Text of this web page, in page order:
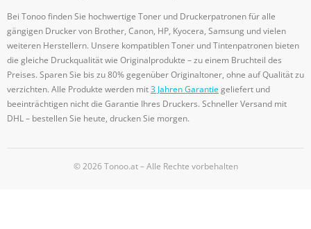
Bei Tonoo finden Sie hochwertige Toner und Druckerpatronen für alle
gängigen Drucker von Brother, Canon, HP, Kyocera, Samsung und vielen
weiteren Herstellern. Unsere kompatiblen Toner und Tintenpatronen bieten
die gleiche Druckqualität wie Originalprodukte – zu einem Bruchteil des
Preises. Sparen Sie bis zu 80% gegenüber Originaltoner, ohne auf Qualität zu
verzichten. Alle Produkte werden mit3 Jahren Garantiegeliefert und
beeinträchtigen nicht die Garantie Ihres Druckers. Schneller Versand mit
DHL – bestellen Sie heute, drucken Sie morgen.
© 2026 Tonoo.at – Alle Rechte vorbehalten